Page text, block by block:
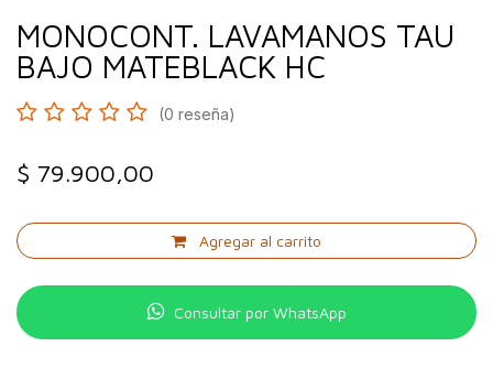
MONOCONT. LAVAMANOS TAU
BAJO MATEBLACK HC
(0 reseña)
$ 79.900,00
Agregar al carrito
Consultar por WhatsApp